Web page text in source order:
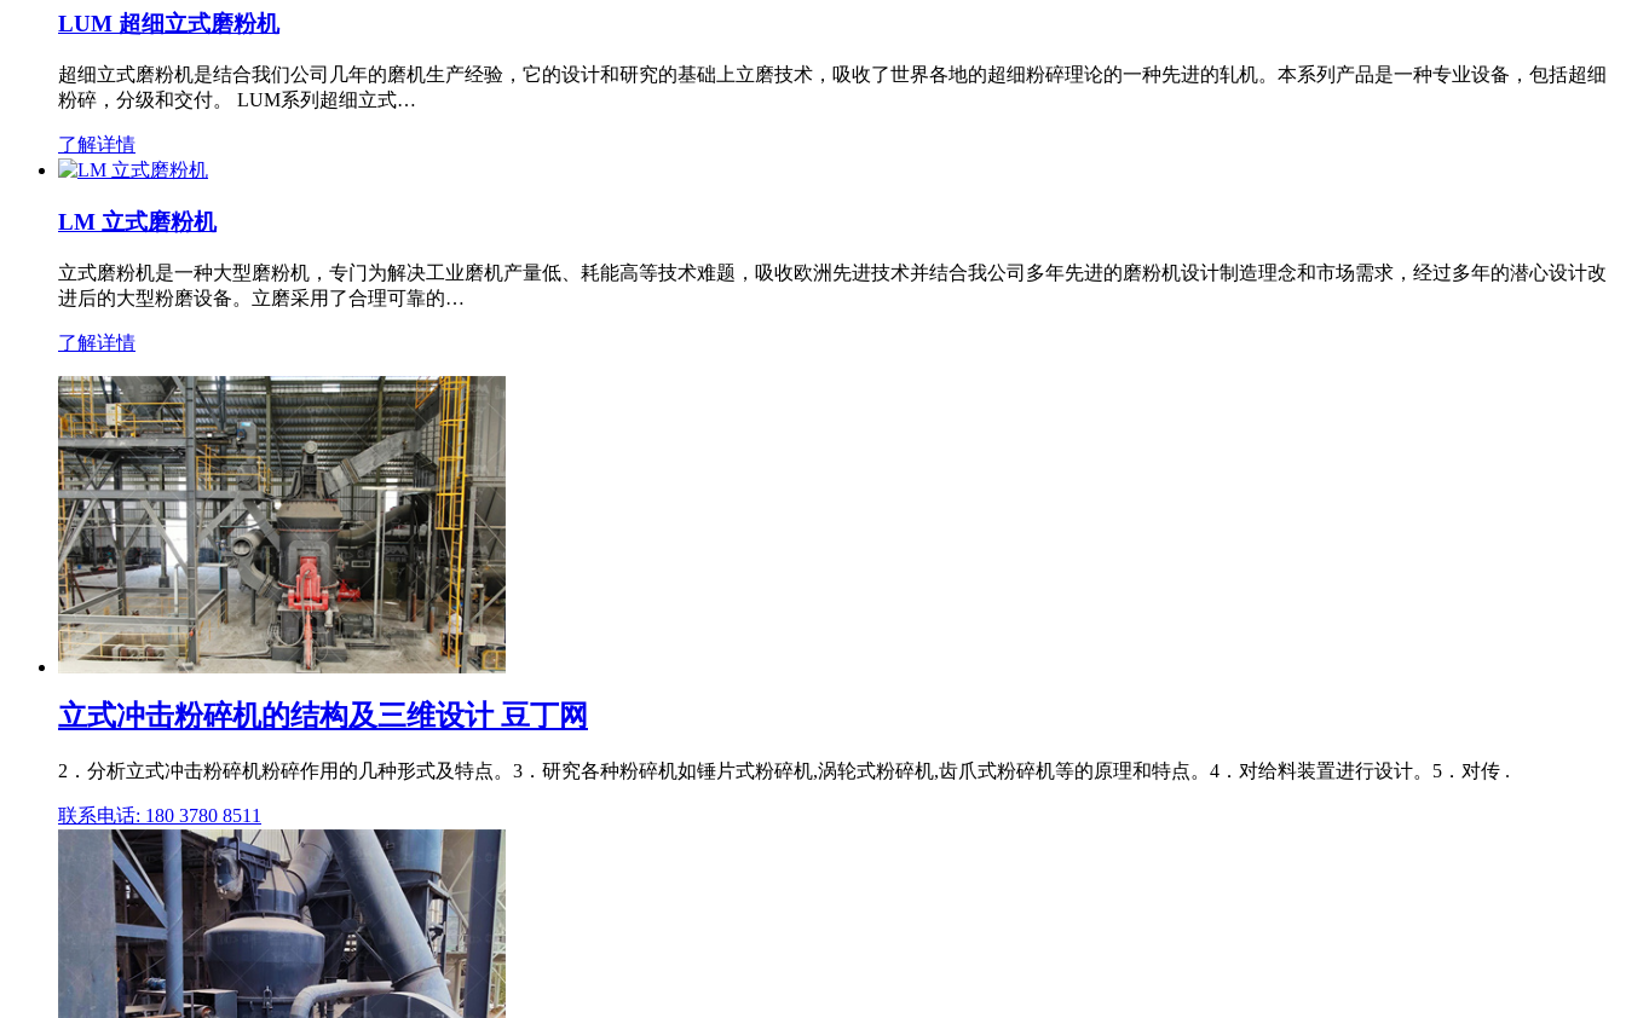
LUM 超细立式磨粉机
超细立式磨粉机是结合我们公司几年的磨机生产经验，它的设计和研究的基础上立磨技术，吸收了世界各地的超细粉碎理论的一种先进的轧机。本系列产品是一种专业设备，包括超细
粉碎，分级和交付。 LUM系列超细立式…
了解详情
LM 立式磨粉机
立式磨粉机是一种大型磨粉机，专门为解决工业磨机产量低、耗能高等技术难题，吸收欧洲先进技术并结合我公司多年先进的磨粉机设计制造理念和市场需求，经过多年的潜心设计改
进后的大型粉磨设备。立磨采用了合理可靠的…
了解详情
立式冲击粉碎机的结构及三维设计 豆丁网
2．分析立式冲击粉碎机粉碎作用的几种形式及特点。3．研究各种粉碎机如锤片式粉碎机,涡轮式粉碎机,齿爪式粉碎机等的原理和特点。4．对给料装置进行设计。5．对传 .
联系电话: 180 3780 8511